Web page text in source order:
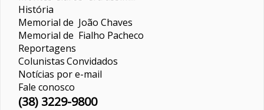
História
Memorial de João Chaves
Memorial de Fialho Pacheco
Reportagens
ColunistasConvidados
Notícias por e-mail
Fale conosco
(38) 3229-9800